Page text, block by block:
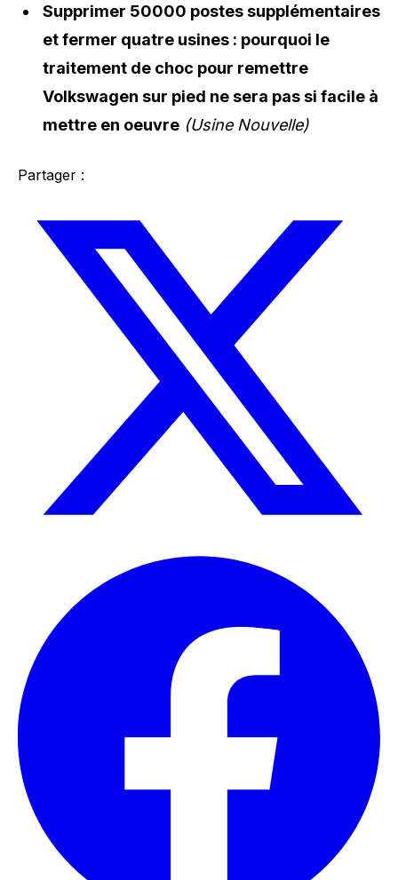
Supprimer 50000 postes supplémentaires
et fermer quatre usines : pourquoi le
traitement de choc pour remettre
Volkswagen sur pied ne sera pas si facile à
mettre en oeuvre (Usine Nouvelle)
Partager :